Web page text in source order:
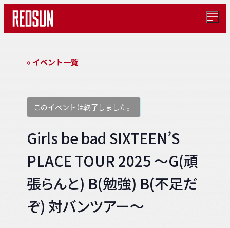
メ
« イベント一覧
このイベントは終了しました。
Girls be bad SIXTEEN’S
PLACE TOUR 2025 ～G(頑
張らんと) B(勉強) B(不足だ
ぞ) 対バンツアー～